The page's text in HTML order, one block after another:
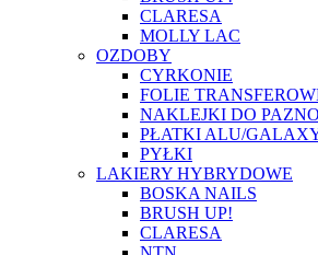
CLARESA
MOLLY LAC
OZDOBY
CYRKONIE
FOLIE
NAKLEJKI DO
PŁATKI ALU/
PYŁKI
LAKIERY HYBRYDOWE
BOSKA NAILS
BRUSH UP!
CLARESA